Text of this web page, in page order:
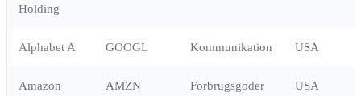
Holding
Alphabet A GOOGL Kommunikation USA
Amazon AMZN Forbrugsgoder USA